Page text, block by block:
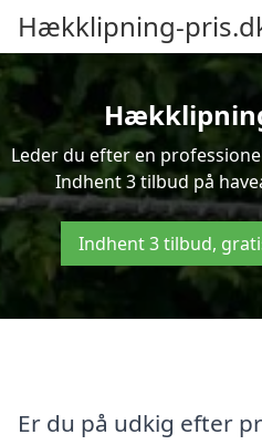
Hækklipning-
Leder du efter en
Indhent 3 tilbud på
Indhent 3 tilbud,
Er du på udkig efter